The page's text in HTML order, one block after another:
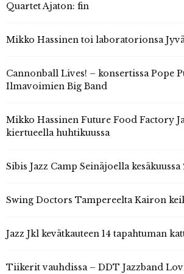
Quartet Ajaton: fin
Mikko Hassinen toi laboratorionsa
Cannonball Lives! – konsertissa Pope
Ilmavoimien Big Band
Mikko Hassinen Future Food Factory
kiertueella huhtikuussa
Sibis Jazz Camp Seinäjoella kesäkuussa
Swing Doctors Tampereelta Kairon
Jazz Jkl kevätkauteen 14 tapahtuman
Tiikerit vauhdissa – DDT Jazzband